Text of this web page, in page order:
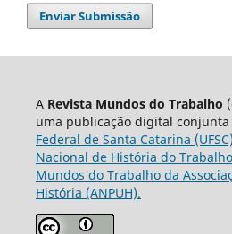
Enviar Submissão
A Revista Mundos do Trabalho
uma publicação digital conjunta
Federal de Santa Catarina (UFSC)
Nacional de História do
Mundos do Trabalho da
História (ANPUH).